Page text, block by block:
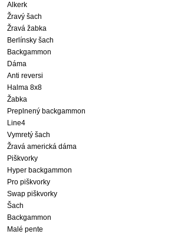
Alkerk
Žravý šach
Žravá žabka
Berlínsky šach
Backgammon
Dáma
Anti reversi
Halma 8x8
Žabka
Preplnený backgammon
Line4
Vymretý šach
Žravá americká dáma
Piškvorky
Hyper backgammon
Pro piškvorky
Swap piškvorky
Šach
Backgammon
Malé pente